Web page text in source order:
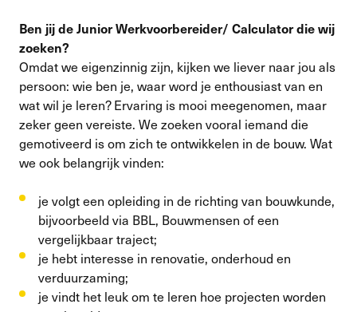
Ben jij de Junior Werkvoorbereider/ Calculator die wij
zoeken?
Omdat we eigenzinnig zijn, kijken we liever naar jou als
persoon: wie ben je, waar word je enthousiast van en
wat wil je leren? Ervaring is mooi meegenomen, maar
zeker geen vereiste. We zoeken vooral iemand die
gemotiveerd is om zich te ontwikkelen in de bouw. Wat
we ook belangrijk vinden:
je volgt een opleiding in de richting van bouwkunde,
bijvoorbeeld via BBL, Bouwmensen of een
vergelijkbaar traject;
je hebt interesse in renovatie, onderhoud en
verduurzaming;
je vindt het leuk om te leren hoe projecten worden